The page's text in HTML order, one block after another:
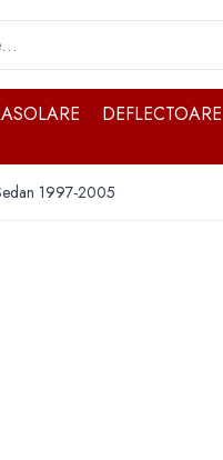
DEFLECTOARE
1997-2005